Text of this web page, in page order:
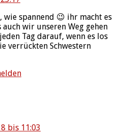
wie spannend 😉 ihr macht es
wir unseren Weg gehen
Tag darauf, wenn es los
verrückten Schwestern
bis 11:03